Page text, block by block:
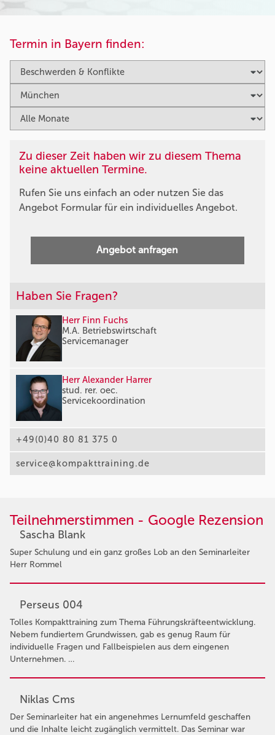
Termin in Bayern finden:
Zu dieser Zeit haben wir zu diesem Thema
keine aktuellen Termine.
Rufen Sie uns einfach an oder nutzen Sie das
Angebot Formular für ein individuelles Angebot.
Angebot anfragen
Haben Sie Fragen?
Herr Finn Fuchs
M.A. Betriebswirtschaft
Servicemanager
Herr Alexander Harrer
stud. rer. oec.
Servicekoordination
+49(0)40 80 81 375 0
service@kompakttraining.de
Teilnehmerstimmen - Google Rezension
Sascha Blank
Super Schulung und ein ganz großes Lob an den Seminarleiter
Herr Rommel
Perseus 004
Tolles Kompakttraining zum Thema Führungskräfteentwicklung.
Nebem fundiertem Grundwissen, gab es genug Raum für
individuelle Fragen und Fallbeispielen aus dem eingenen
Unternehmen. …
Niklas Cms
Der Seminarleiter hat ein angenehmes Lernumfeld geschaffen
und die Inhalte leicht zugänglich vermittelt. Das Seminar war